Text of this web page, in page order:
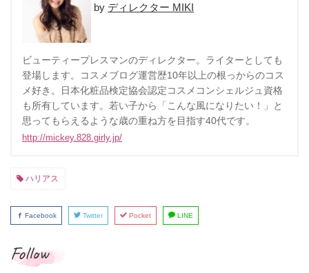
ディレクター MIKI
ビューティープレスマンのディレクター。ライターとしても
登場します。コスメブログ運営歴10年以上の根っからのコス
メ好き。日本化粧品検定協会認定コスメコンシェルジュ資格
も所有しています。若い子から「こんな風になりたい！」と
思ってもらえるような歳の重ね方を目指す40代です。
http://mickey.828.girly.jp/
ハリアス
Facebook Twitter Pocket LINE
Follow